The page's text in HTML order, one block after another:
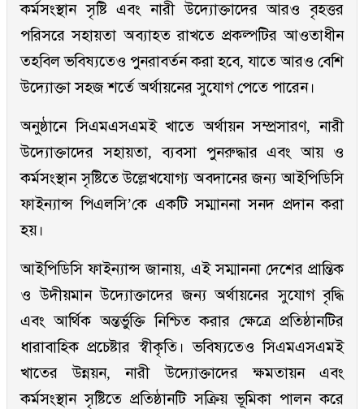
কর্মসংস্থান সৃষ্টি এবং নারী উদ্যোক্তাদের আরও বৃহত্তর
পরিসরে সহায়তা অব্যাহত রাখতে প্রকল্পটির আওতাধীন
তহবিল ভবিষ্যতেও পুনরাবর্তন করা হবে, যাতে আরও বেশি
উদ্যোক্তা সহজ শর্তে অর্থায়নের সুযোগ পেতে পারেন।
অনুষ্ঠানে সিএমএসএমই খাতে অর্থায়ন সম্প্রসারণ, নারী
উদ্যোক্তাদের সহায়তা, ব্যবসা পুনরুদ্ধার এবং আয় ও
কর্মসংস্থান সৃষ্টিতে উল্লেখযোগ্য অবদানের জন্য আইপিডিসি
ফাইন্যান্স পিএলসি’কে একটি সম্মাননা সনদ প্রদান করা
হয়।
আইপিডিসি ফাইন্যান্স জানায়, এই সম্মাননা দেশের প্রান্তিক
ও উদীয়মান উদ্যোক্তাদের জন্য অর্থায়নের সুযোগ বৃদ্ধি
এবং আর্থিক অন্তর্ভুক্তি নিশ্চিত করার ক্ষেত্রে প্রতিষ্ঠানটির
ধারাবাহিক প্রচেষ্টার স্বীকৃতি। ভবিষ্যতেও সিএমএসএমই
খাতের উন্নয়ন, নারী উদ্যোক্তাদের ক্ষমতায়ন এবং
কর্মসংস্থান সৃষ্টিতে প্রতিষ্ঠানটি সক্রিয় ভূমিকা পালন করে